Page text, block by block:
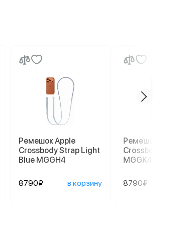
Ремешок Apple
Crossbody Strap Light
Blue MGGH4
8790₽ в корзину
Ремешок Apple
Crossbody Strap
MGGK4
8790₽